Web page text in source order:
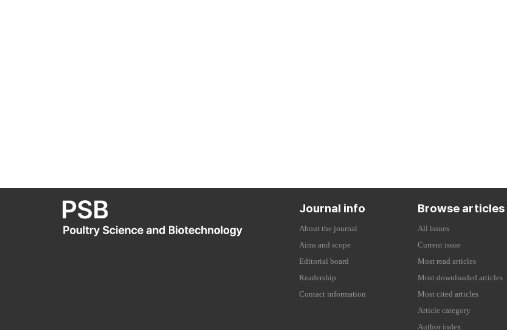
Journal info
About the journal
Aims and scope
Editorial board
Readership
Contact information
Browse articles
All issues
Current issue
Most read articles
Most downloaded articles
Most cited articles
Article category
Author index